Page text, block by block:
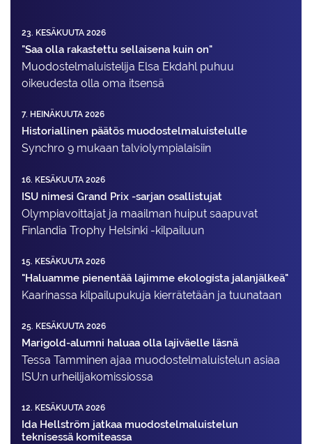
23. KESÄKUUTA 2026
"Saa olla rakastettu sellaisena kuin on"
Muodostelma­luistelija Elsa Ekdahl puhuu
oikeudesta olla oma itsensä
7. HEINÄKUUTA 2026
Historiallinen päätös muodostelmaluistelulle
Synchro 9 mukaan talviolympialaisiin
16. KESÄKUUTA 2026
ISU nimesi Grand Prix -sarjan osallistujat
Olympiavoittajat ja maailman huiput saapuvat
Finlandia Trophy Helsinki -kilpailuun
15. KESÄKUUTA 2026
"Haluamme pienentää lajimme ekologista jalanjälkeä"
Kaarinassa kilpailupukuja kierrätetään ja tuunataan
25. KESÄKUUTA 2026
Marigold-alumni haluaa olla lajiväelle läsnä
Tessa Tamminen ajaa muodostelma­luistelun asiaa
ISU:n urheilija­komissiossa
12. KESÄKUUTA 2026
Ida Hellström jatkaa muodostelmaluistelun
teknisessä komiteassa